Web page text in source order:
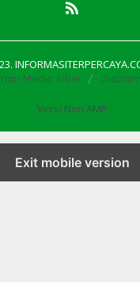
Media Siber
Versi Non AMP
Exit mobile version